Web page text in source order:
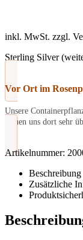
inkl. MwSt. zzgl.
Sterling Silver
Vor Ort im
Unsere
freuen uns dort sehr
Artikelnummer:
Beschreibung
Zusätzliche